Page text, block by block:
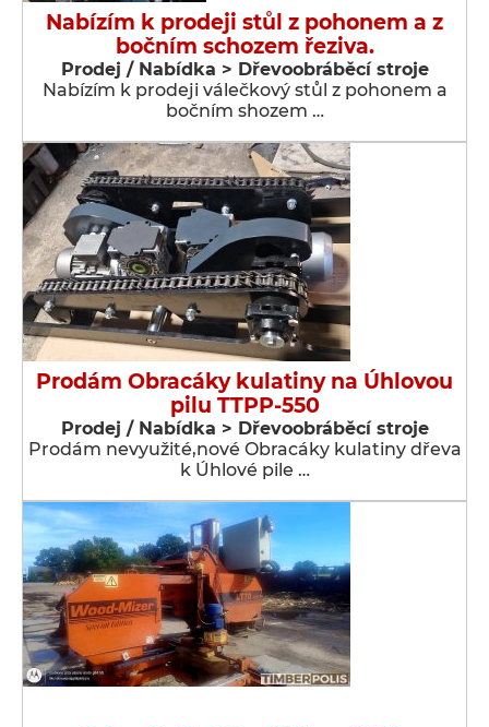
Nabízím k prodeji stůl z pohonem a z
bočním schozem řeziva.
Prodej / Nabídka > Dřevoobráběcí stroje
Nabízím k prodeji válečkový stůl z pohonem a
bočním shozem …
Prodám Obracáky kulatiny na Úhlovou
pilu TTPP-550
Prodej / Nabídka > Dřevoobráběcí stroje
Prodám nevyužité,nové Obracáky kulatiny dřeva
k Úhlové pile …